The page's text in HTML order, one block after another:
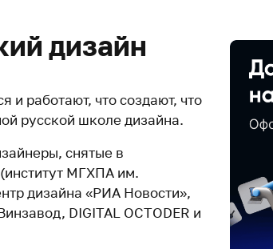
дизайн
и работают, что создают, что
русской школе дизайна.
снятые в
МГХПА им.
дизайна «РИА Новости»,
DIGITAL OCTODER и